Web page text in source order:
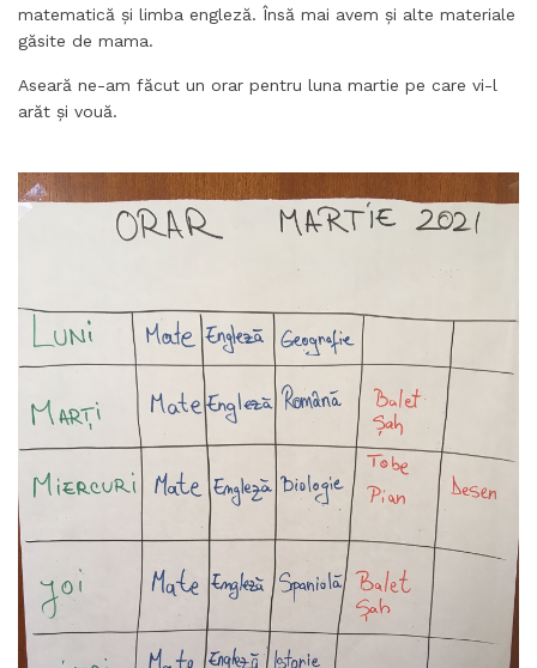
matematică și limba engleză. Însă mai avem și alte materiale
găsite de mama.
Aseară ne-am făcut un orar pentru luna martie pe care vi-l
arăt și vouă.